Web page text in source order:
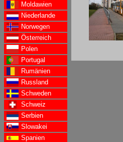
Moldawien
Niederlande
Norwegen
Österreich
Polen
Portugal
Rumänien
Russland
Schweden
Schweiz
Serbien
Slowakei
Spanien